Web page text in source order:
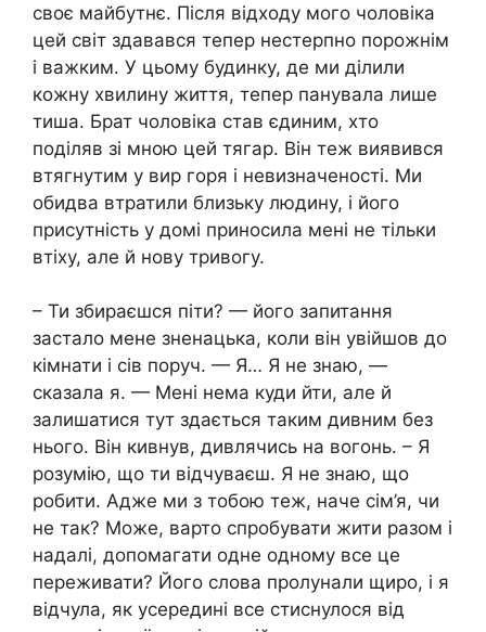
своє майбутнє. Після відходу мого чоловіка
цей світ здавався тепер нестерпно порожнім
і важким. У цьому будинку, де ми ділили
кожну хвилину життя, тепер панувала лише
тиша. Брат чоловіка став єдиним, хто
поділяв зі мною цей тягар. Він теж виявився
втягнутим у вир горя і невизначеності. Ми
обидва втратили близьку людину, і його
присутність у домі приносила мені не тільки
втіху, але й нову тривогу.
– Ти збираєшся піти? — його запитання
застало мене зненацька, коли він увійшов до
кімнати і сів поруч. — Я… Я не знаю, —
сказала я. — Мені нема куди йти, але й
залишатися тут здається таким дивним без
нього. Він кивнув, дивлячись на вогонь. – Я
розумію, що ти відчуваєш. Я не знаю, що
робити. Адже ми з тобою теж, наче сім’я, чи
не так? Може, варто спробувати жити разом і
надалі, допомагати одне одному все це
переживати? Його слова пролунали щиро, і я
відчула, як усередині все стиснулося від